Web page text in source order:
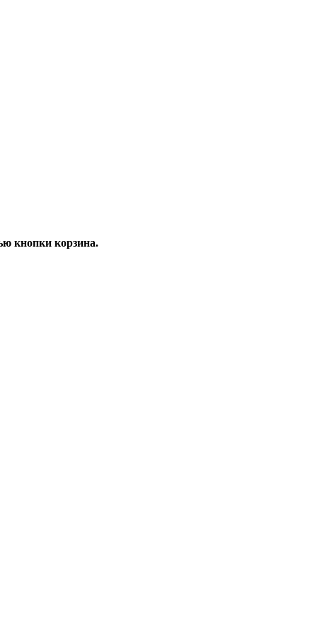
кнопки корзина.